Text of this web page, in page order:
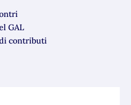
GAL
contributi